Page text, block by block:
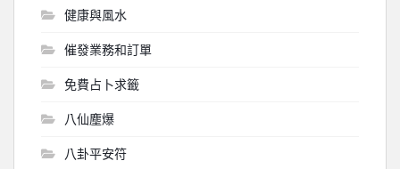
健康與風水
催發業務和訂單
免費占卜求籤
八仙塵爆
八卦平安符